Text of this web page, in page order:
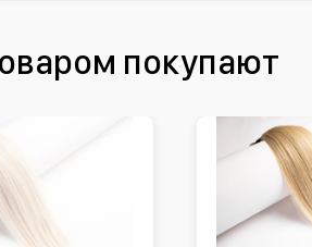
покупают